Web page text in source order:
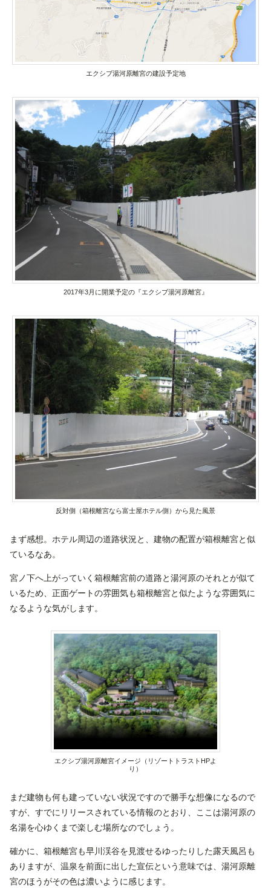
エクシブ湯河原離宮の建設予定地
2017年3月に開業予定の『エクシブ湯河原離宮』
反対側（箱根離宮なら富士屋ホテル側）から見た風景
まず感想。ホテル周辺の道路状況と、建物の配置が箱根離宮と似
ているなあ。
宮ノ下へ上がっていく箱根離宮前の道路と湯河原のそれとが似て
いるため、正面ゲートの雰囲気も箱根離宮と似たような雰囲気に
なるような気がします。
エクシブ湯河原離宮イメージ（リゾートトラストHPよ
り）
まだ建物も何も建っていない状況ですので勝手な想像になるので
すが、すでにリリースされている情報のとおり、ここは湯河原の
名湯を心ゆくまで楽しむ場所なのでしょう。
確かに、箱根離宮も早川渓谷を見渡せるゆったりした露天風呂も
ありますが、温泉を前面に出した宣伝という意味では、湯河原離
宮のほうがその色は濃いように感じます。